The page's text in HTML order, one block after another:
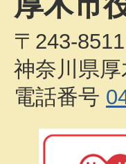
〒243-8511
神奈川県
電話番号